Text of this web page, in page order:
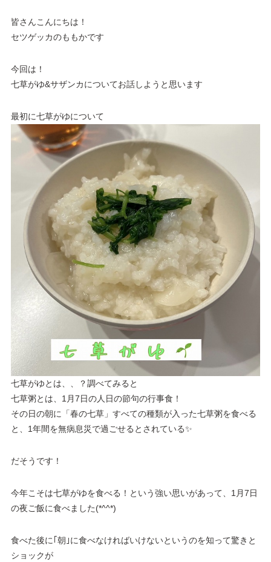
皆さんこんにちは！
セツゲッカのももかです
今回は！
七草がゆ&サザンカについてお話しようと思います
最初に七草がゆについて ‎
七草がゆとは、、？調べてみると
七草粥とは、1月7日の人日の節句の行事食！
その日の朝に「春の七草」すべての種類が入った七草粥を食べる
と、1年間を無病息災で過ごせるとされている✨
だそうです！
今年こそは七草がゆを食べる！という強い思いがあって、1月7日
の夜ご飯に食べました(*^^*)
食べた後に｢朝｣に食べなければいけないというのを知って驚きと
ショックが